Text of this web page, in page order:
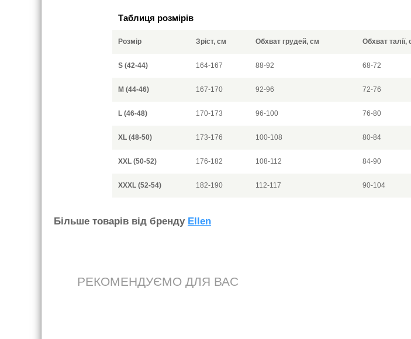
Таблиця розмірів
Розмір Зріст, см Обхват грудей, см Обхват талії,
S (42-44) 164-167 88-92 68-72
M (44-46) 167-170 92-96 72-76
L (46-48) 170-173 96-100 76-80
XL (48-50) 173-176 100-108 80-84
XXL (50-52) 176-182 108-112 84-90
XXXL (52-54) 182-190 112-117 90-104
Бiльше товарiв вiд бренду Ellen
РЕКОМЕНДУЄМО ДЛЯ ВАС